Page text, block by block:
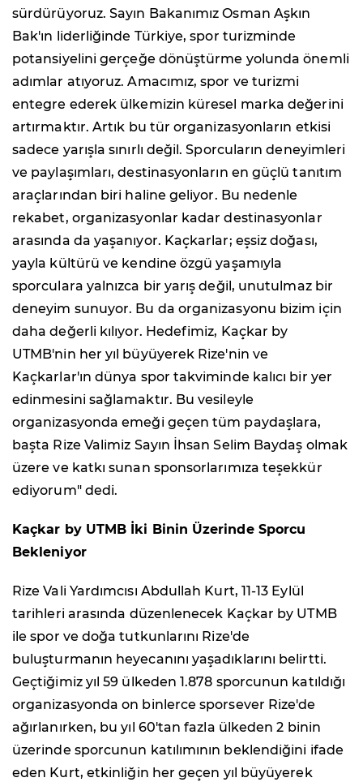
sürdürüyoruz. Sayın Bakanımız Osman Aşkın
Bak'ın liderliğinde Türkiye, spor turizminde
potansiyelini gerçeğe dönüştürme yolunda önemli
adımlar atıyoruz. Amacımız, spor ve turizmi
entegre ederek ülkemizin küresel marka değerini
artırmaktır. Artık bu tür organizasyonların etkisi
sadece yarışla sınırlı değil. Sporcuların deneyimleri
ve paylaşımları, destinasyonların en güçlü tanıtım
araçlarından biri haline geliyor. Bu nedenle
rekabet, organizasyonlar kadar destinasyonlar
arasında da yaşanıyor. Kaçkarlar; eşsiz doğası,
yayla kültürü ve kendine özgü yaşamıyla
sporculara yalnızca bir yarış değil, unutulmaz bir
deneyim sunuyor. Bu da organizasyonu bizim için
daha değerli kılıyor. Hedefimiz, Kaçkar by
UTMB'nin her yıl büyüyerek Rize'nin ve
Kaçkarlar'ın dünya spor takviminde kalıcı bir yer
edinmesini sağlamaktır. Bu vesileyle
organizasyonda emeği geçen tüm paydaşlara,
başta Rize Valimiz Sayın İhsan Selim Baydaş olmak
üzere ve katkı sunan sponsorlarımıza teşekkür
ediyorum" dedi.
Kaçkar by UTMB İki Binin Üzerinde Sporcu
Bekleniyor
Rize Vali Yardımcısı Abdullah Kurt, 11-13 Eylül
tarihleri arasında düzenlenecek Kaçkar by UTMB
ile spor ve doğa tutkunlarını Rize'de
buluşturmanın heyecanını yaşadıklarını belirtti.
Geçtiğimiz yıl 59 ülkeden 1.878 sporcunun katıldığı
organizasyonda on binlerce sporsever Rize'de
ağırlanırken, bu yıl 60'tan fazla ülkeden 2 binin
üzerinde sporcunun katılımının beklendiğini ifade
eden Kurt, etkinliğin her geçen yıl büyüyerek